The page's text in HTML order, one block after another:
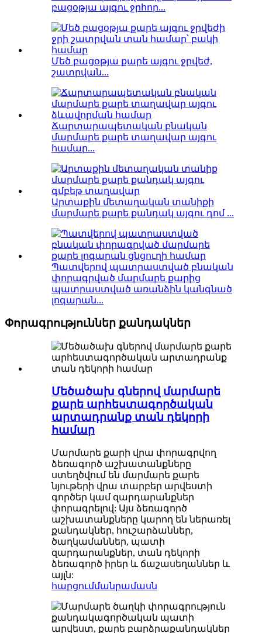
բացօթյա այգու ջրհոր...
Մեծ բացօթյա քարե այգու ջրվեժ,
շատրվան...
Ճարտարապետական ​​բնական
մարմարե քարե տաղավար այգու
համար...
Արտաքին մետաղական տանիքի
մարմարե քարե քանդակ այգու դոմ ...
Պատվերով պատրաստված բնական
փորագրված մարմարե քարից
պատրաստված առանձին կանգնած
լոգարան...
Փորագրություններ քանդակներ
Մեծածախ գներով մարմարե
քարե արհեստագործական
արտադրանք տան դեկորի
համար
Մարմարե քարի վրա փորագրվող
ձեռագործ աշխատանքները
ստեղծվում են մարմարե քարե
նյութերի վրա տարբեր արվեստի
գործեր կամ զարդարանքներ
փորագրելով: Այս ձեռագործ
աշխատանքները կարող են ներառել
քանդակներ, հուշարձաններ,
ծաղկամաններ, պատի
զարդարանքներ, տան դեկորի
ձեռագործ իրեր և ճաշասեղաններ և
այլն:
հարցումմանրամասն